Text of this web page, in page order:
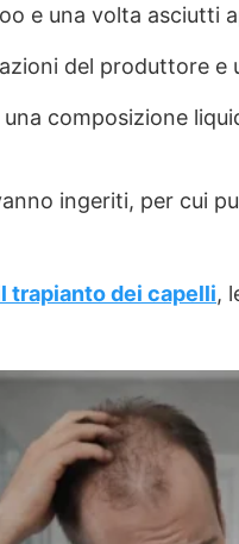
e una volta asciutti
del produttore
composizione
ingeriti, per cui
trapianto dei capelli,